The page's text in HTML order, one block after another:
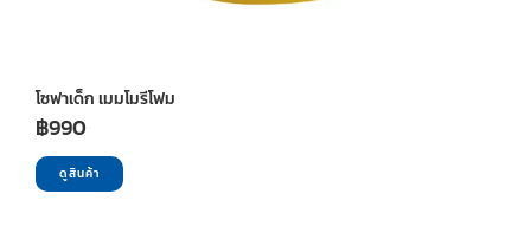
โซฟาเด็ก เมมโมรีโฟม
฿990
ดูสินค้า